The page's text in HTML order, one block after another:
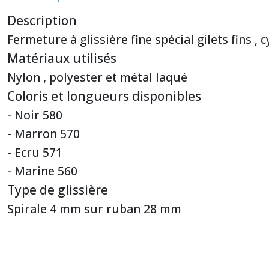
Description
Fermeture à glissière fine spécial gilets fins ,
Matériaux utilisés
Nylon , polyester et métal laqué
Coloris et longueurs disponibles
- Noir 580
- Marron 570
- Ecru 571
- Marine 560
Type de glissière
Spirale 4 mm sur ruban 28 mm